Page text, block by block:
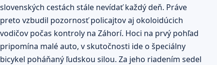
slovenských cestách stále nevídať každý deň. Práve
preto vzbudil pozornosť policajtov aj okoloidúcich
vodičov počas kontroly na Záhorí. Hoci na prvý pohľad
pripomína malé auto, v skutočnosti ide o špeciálny
bicykel poháňaný ľudskou silou. Za jeho riadením sedel